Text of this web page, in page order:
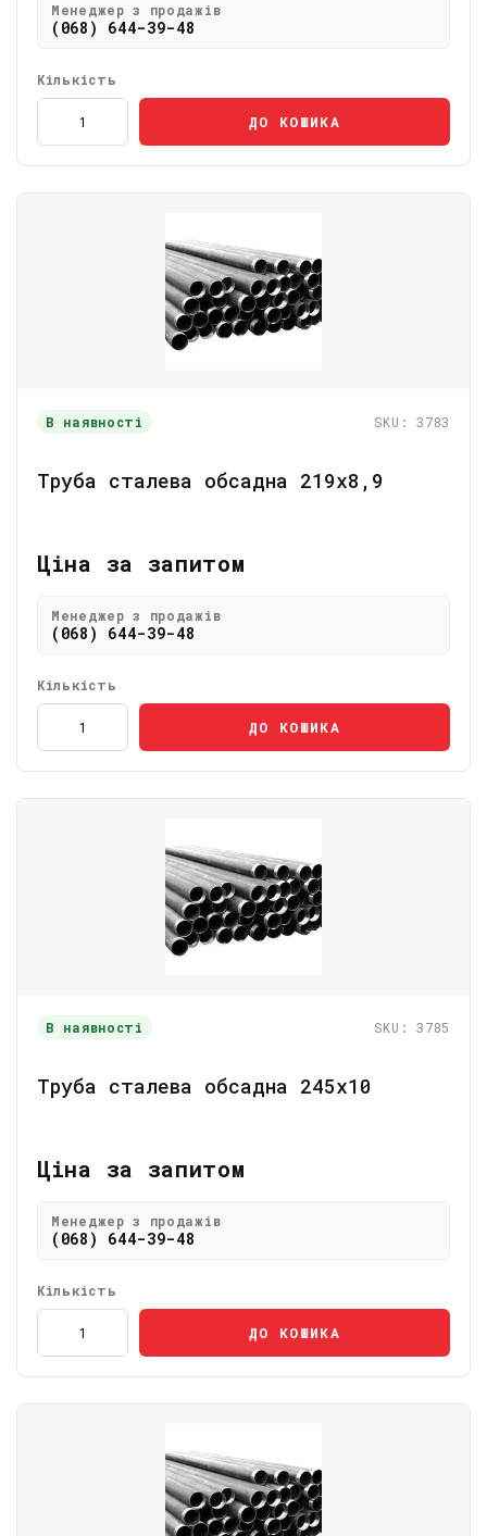
Менеджер з продажів
(068) 644-39-48
Кількість
ДО КОШИКА
В наявності SKU: 3783
Труба сталева обсадна 219х8,9
Ціна за запитом
Менеджер з продажів
(068) 644-39-48
Кількість
ДО КОШИКА
В наявності SKU: 3785
Труба сталева обсадна 245х10
Ціна за запитом
Менеджер з продажів
(068) 644-39-48
Кількість
ДО КОШИКА